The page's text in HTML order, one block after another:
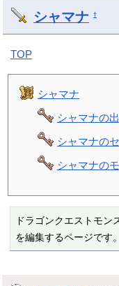
シャマナ †
TOP
シャマナ
シャマナの
シャマナの
シャマナの
ドラゴンクエストモ
を編集するページです。